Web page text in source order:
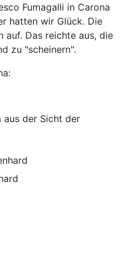
Fumagalli in Carona
hatten wir Glück. Die
auf. Das reichte aus, die
zu "scheinern".
aus der Sicht der